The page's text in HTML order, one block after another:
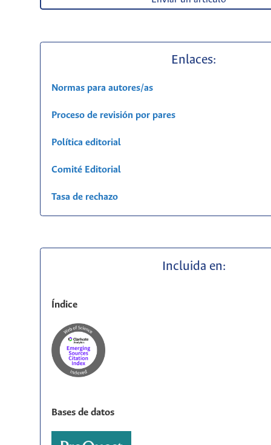
Enlaces:
Normas para autores/as
Proceso de revisión por pares
Política editorial
Comité Editorial
Tasa de rechazo
Incluida en:
Índice
Bases de datos